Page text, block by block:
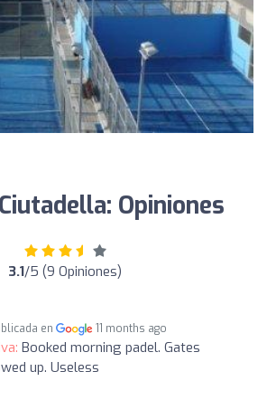
Opiniones
3.1/5 (9 Opiniones)
en 11 months ago
Booked morning padel. Gates
up. Useless